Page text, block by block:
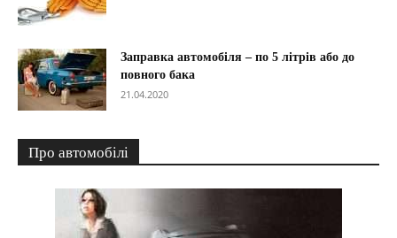
Заправка автомобіля – по 5 літрів або до
повного бака
21.04.2020
Про автомобілі